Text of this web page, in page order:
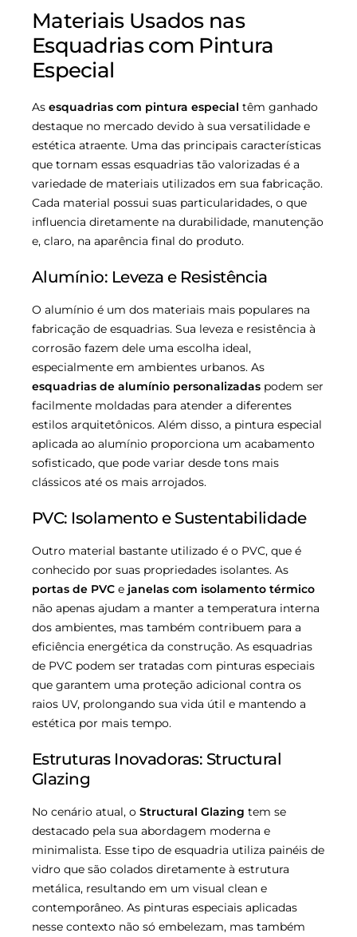
Materiais Usados nas
Esquadrias com Pintura
Especial
As esquadrias com pintura especial têm ganhado
destaque no mercado devido à sua versatilidade e
estética atraente. Uma das principais características
que tornam essas esquadrias tão valorizadas é a
variedade de materiais utilizados em sua fabricação.
Cada material possui suas particularidades, o que
influencia diretamente na durabilidade, manutenção
e, claro, na aparência final do produto.
Alumínio: Leveza e Resistência
O alumínio é um dos materiais mais populares na
fabricação de esquadrias. Sua leveza e resistência à
corrosão fazem dele uma escolha ideal,
especialmente em ambientes urbanos. As
esquadrias de alumínio personalizadas podem ser
facilmente moldadas para atender a diferentes
estilos arquitetônicos. Além disso, a pintura especial
aplicada ao alumínio proporciona um acabamento
sofisticado, que pode variar desde tons mais
clássicos até os mais arrojados.
PVC: Isolamento e Sustentabilidade
Outro material bastante utilizado é o PVC, que é
conhecido por suas propriedades isolantes. As
portas de PVC e janelas com isolamento térmico
não apenas ajudam a manter a temperatura interna
dos ambientes, mas também contribuem para a
eficiência energética da construção. As esquadrias
de PVC podem ser tratadas com pinturas especiais
que garantem uma proteção adicional contra os
raios UV, prolongando sua vida útil e mantendo a
estética por mais tempo.
Estruturas Inovadoras: Structural
Glazing
No cenário atual, o Structural Glazing tem se
destacado pela sua abordagem moderna e
minimalista. Esse tipo de esquadria utiliza painéis de
vidro que são colados diretamente à estrutura
metálica, resultando em um visual clean e
contemporâneo. As pinturas especiais aplicadas
nesse contexto não só embelezam, mas também